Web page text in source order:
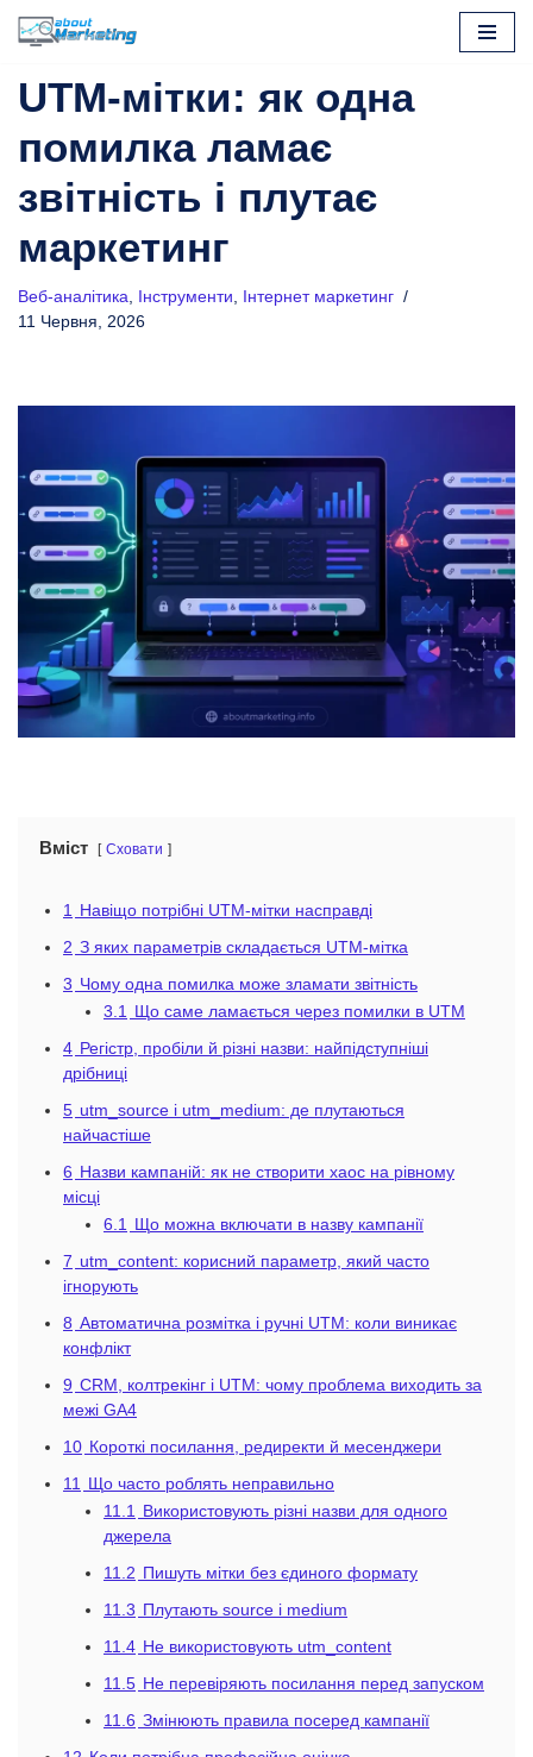
UTM-мітки: як одна
помилка ламає
звітність і плутає
маркетинг
Веб-аналітика, Інструменти,
Інтернет маркетинг
11 Червня, 2026
Вміст Сховати
1 Навіщо потрібні UTM-мітки насправді
2 З яких параметрів складається UTM-мітка
3 Чому одна помилка може зламати звітність
3.1
Що саме ламається через помилки в UTM
4 Регістр, пробіли й різні назви: найпідступніші
дрібниці
5 utm_source і utm_medium: де плутаються
найчастіше
6 Назви кампаній: як не створити хаос на рівному
місці
6.1
Що можна включати в назву кампанії
7 utm_content: корисний параметр, який часто
ігнорують
8 Автоматична розмітка і ручні UTM: коли виникає
конфлікт
9 CRM, колтрекінг і UTM: чому проблема виходить за
межі GA4
10 Короткі посилання, редиректи й месенджери
11
Що часто роблять неправильно
11.1
Використовують різні назви для одного
джерела
11.2 Пишуть мітки без єдиного формату
11.3 Плутають source і medium
11.4 Не використовують utm_content
11.5 Не перевіряють посилання перед запуском
11.6 Змінюють правила посеред кампанії